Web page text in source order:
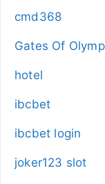
cmd368
Gates Of
hotel
ibcbet
ibcbet login
joker123 slot